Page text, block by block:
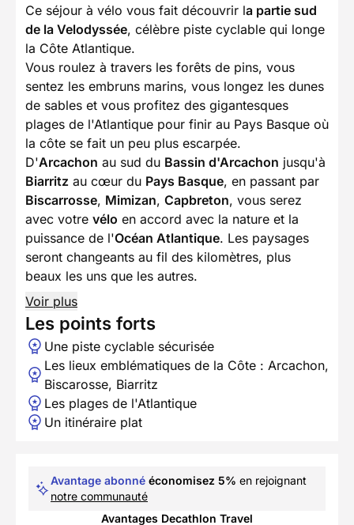
Ce séjour à vélo vous fait découvrir la partie sud
de la Velodyssée, célèbre piste cyclable qui longe
la Côte Atlantique.
Vous roulez à travers les forêts de pins, vous
sentez les embruns marins, vous longez les dunes
de sables et vous profitez des gigantesques
plages de l'Atlantique pour finir au Pays Basque où
la côte se fait un peu plus escarpée.
D'Arcachon au sud du Bassin d'Arcachon jusqu'à
Biarritz au cœur du Pays Basque, en passant par
Biscarrosse, Mimizan, Capbreton, vous serez
avec votre vélo en accord avec la nature et la
puissance de l'Océan Atlantique. Les paysages
seront changeants au fil des kilomètres, plus
beaux les uns que les autres.
Voir plus
Les points forts
Une piste cyclable sécurisée
Les lieux emblématiques de la Côte : Arcachon,
Biscarosse, Biarritz
Les plages de l'Atlantique
Un itinéraire plat
Avantage abonné économisez 5% en rejoignant
notre communauté
Avantages Decathlon Travel